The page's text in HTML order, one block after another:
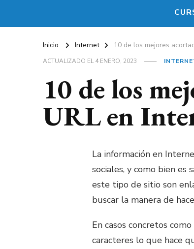
Inicio Internet 10 de los mejores
ACTUALIZADO EL4 ENERO, 2023
10 de los
URL en
La información en
sociales, y como bien es
este tipo de sitio son
buscar la manera de
En casos concretos
caracteres lo que hace